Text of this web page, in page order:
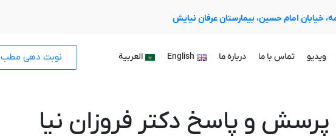
خیابان امام حسین، بیمارستان عرفان نیایش
ویدیو تماس با ما درباره ما English العربية نوبت دهی مطب
پرسش و پاسخ دکتر فروزان نیا